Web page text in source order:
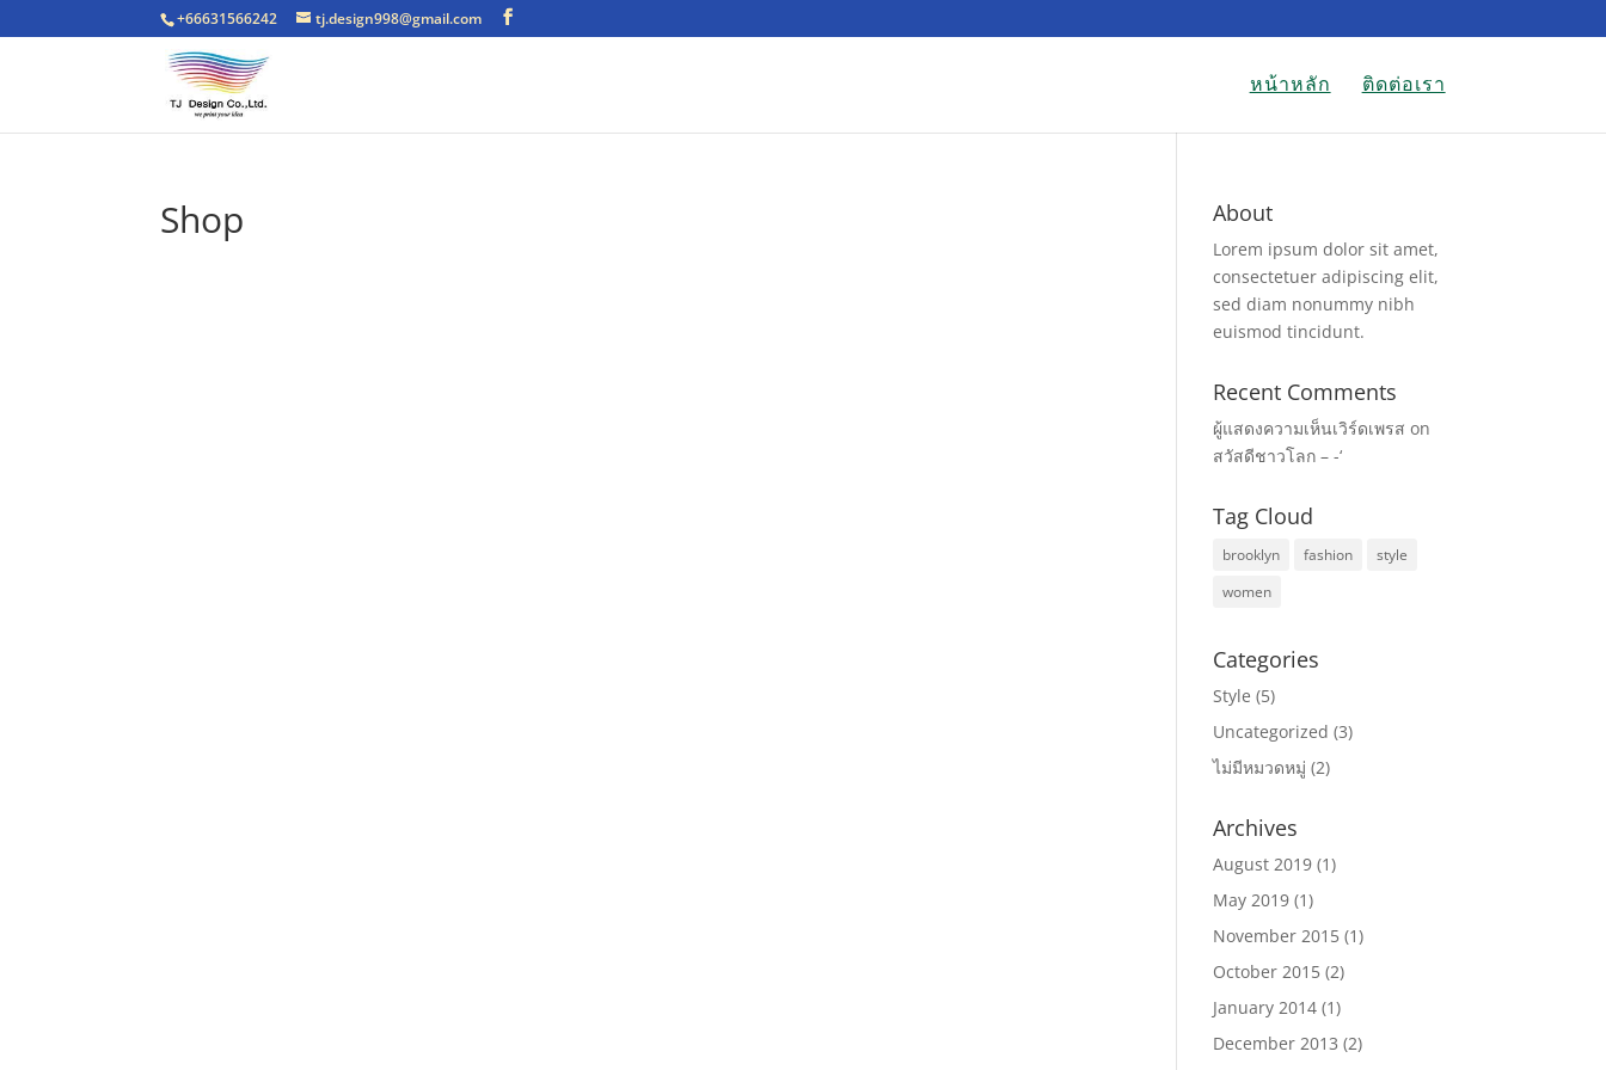
+66631566242 tj.design998@gmail.com
หน้าหลัก ติดต่อเรา
Shop About
Lorem ipsum dolor sit amet,
consectetuer adipiscing elit,
sed diam nonummy nibh
euismod tincidunt.
Recent Comments
ผู้แสดงความเห็นเวิร์ดเพรส on
สวัสดีชาวโลก – -‘
Tag Cloud
brooklyn fashion
style
women
Categories
Style (5)
Uncategorized (3)
ไม่มีหมวดหมู่ (2)
Archives
August 2019 (1)
May 2019 (1)
November 2015 (1)
October 2015 (2)
January 2014 (1)
December 2013 (2)